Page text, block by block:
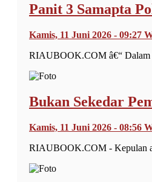
Panit 3 Samapta
Kamis, 11 Juni 2026 - 09:27
RIAUBOOK.COM â€“ Dalam
Bukan Sekedar
Kamis, 11 Juni 2026 - 08:56
RIAUBOOK.COM - Kepulan